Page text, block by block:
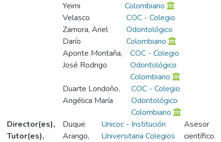
Yeimi
Colombiano
Velasco
Zamora, Ariel
Darío
COC - Colegio
Odontológico
Colombiano
Aponte Montaña,
José Rodrigo
COC - Colegio
Odontológico
Colombiano
Duarte Londoño,
Angélica María
COC - Colegio
Odontológico
Colombiano
Director(es),
Tutor(es),
Duque
Arango,
Unicoc - Institución
Universitaria Colegios
Asesor
científico